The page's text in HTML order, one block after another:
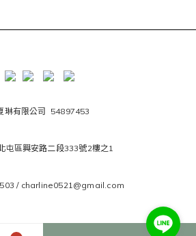
琳有限公司 54897453
屯區興安路二段333號2樓之1
/ charline0521@gmail.com